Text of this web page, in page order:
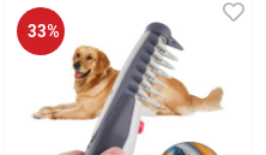
33%